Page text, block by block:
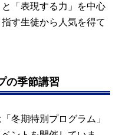
「表現する力」を中心
す生徒から人気を得て
の季節講習
冬期特別プログラム」